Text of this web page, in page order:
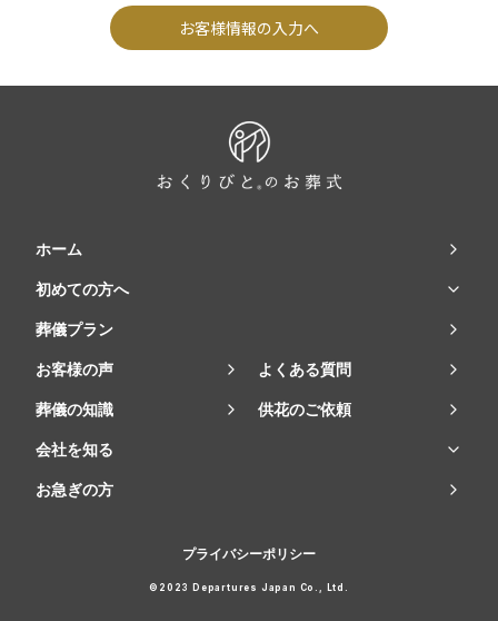
お客様情報の入力へ
ホーム
初めての方へ
葬儀プラン
お客様の声 よくある質問
葬儀の知識 供花のご依頼
会社を知る
お急ぎの方
プライバシーポリシー
©2023 Departures Japan Co., Ltd.